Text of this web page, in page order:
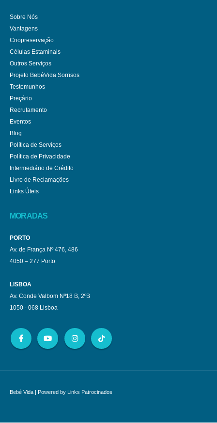
Sobre Nós
Vantagens
Criopreservação
Células Estaminais
Outros Serviços
Projeto BebéVida Sorrisos
Testemunhos
Preçário
Recrutamento
Eventos
Blog
Política de Serviços
Política de Privacidade
Intermediário de Crédito
Livro de Reclamações
Links Úteis
MORADAS
PORTO
Av. de França Nº 476, 486
4050 – 277 Porto
LISBOA
Av. Conde Valbom Nº18 B, 2ºB
1050 - 068 Lisboa
Bebé Vida | Powered by Links Patrocinados